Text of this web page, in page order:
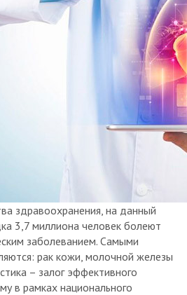
здравоохранения, на данный
3,7 миллиона человек болеют
заболеванием. Самыми
рак кожи, молочной железы
– залог эффективного
в рамках национального
государство создаё...